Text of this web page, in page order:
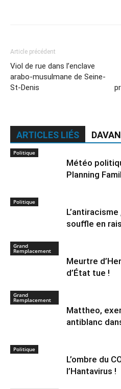
Article précédent
Viol de rue dans l’enclave
arabo-musulmane de Seine-
St-Denis
ARTICLES LIÉS
Politique
Météo
Planning
Politique
souffle en
Grand
Remplacement
Meurtre
d’État tue !
Grand
Remplacement
Mattheo,
antiblanc
Politique
L’ombre du
l’Hantavirus !